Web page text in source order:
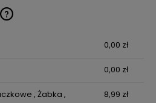
kosztów płatności
0,00 zł
0,00 zł
, Żabka ,
8,99 zł